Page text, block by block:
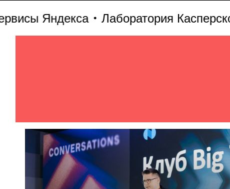
Яндекса Лаборатория Касперского